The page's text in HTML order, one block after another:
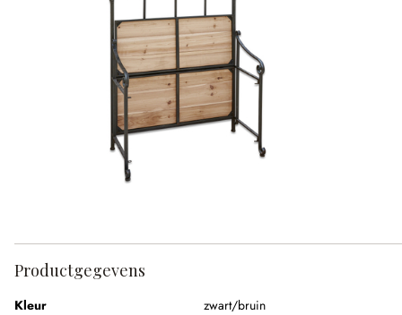
Productgegevens
Kleur
zwart/bruin